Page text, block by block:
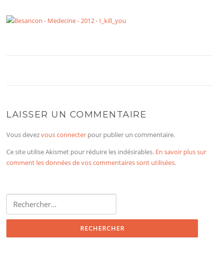
LAISSER UN COMMENTAIRE
Vous devezvous connecter pour publier un commentaire.
Ce site utilise Akismet pour réduire les indésirables. En savoir plus sur
comment les données de vos commentaires sont utilisées.